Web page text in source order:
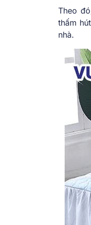
Theo
thấm
nhà.